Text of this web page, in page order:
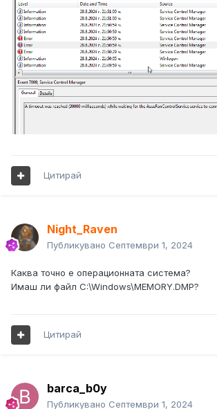
Цитирай
Night_Raven
Публикувано Септември 1, 2024
Каква точно е операционната система?
Имаш ли файл C:\Windows\MEMORY.DMP?
Цитирай
barca_b0y
Публикувано Септември 1, 2024